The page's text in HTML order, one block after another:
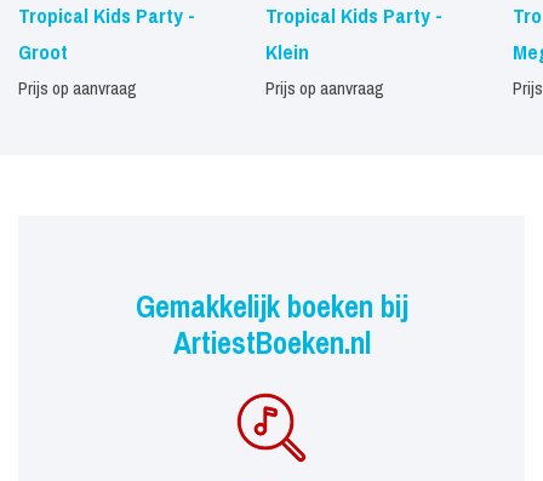
Tropical Kids Party -
Groot
Prijs op aanvraag
Tropical Kids Party -
Klein
Prijs op aanvraag
Gemakkelijk boeken bij
ArtiestBoeken.nl